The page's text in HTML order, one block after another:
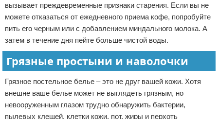
вызывает преждевременные признаки старения. Если вы не
можете отказаться от ежедневного приема кофе, попробуйте
пить его черным или с добавлением миндального молока. А
затем в течение дня пейте больше чистой воды.
Грязные простыни и наволочки
Грязное постельное белье – это не друг вашей кожи. Хотя
внешне ваше белье может не выглядеть грязным, но
невооруженным глазом трудно обнаружить бактерии,
пылевых клещей, клетки кожи, пот, жиры и перхоть